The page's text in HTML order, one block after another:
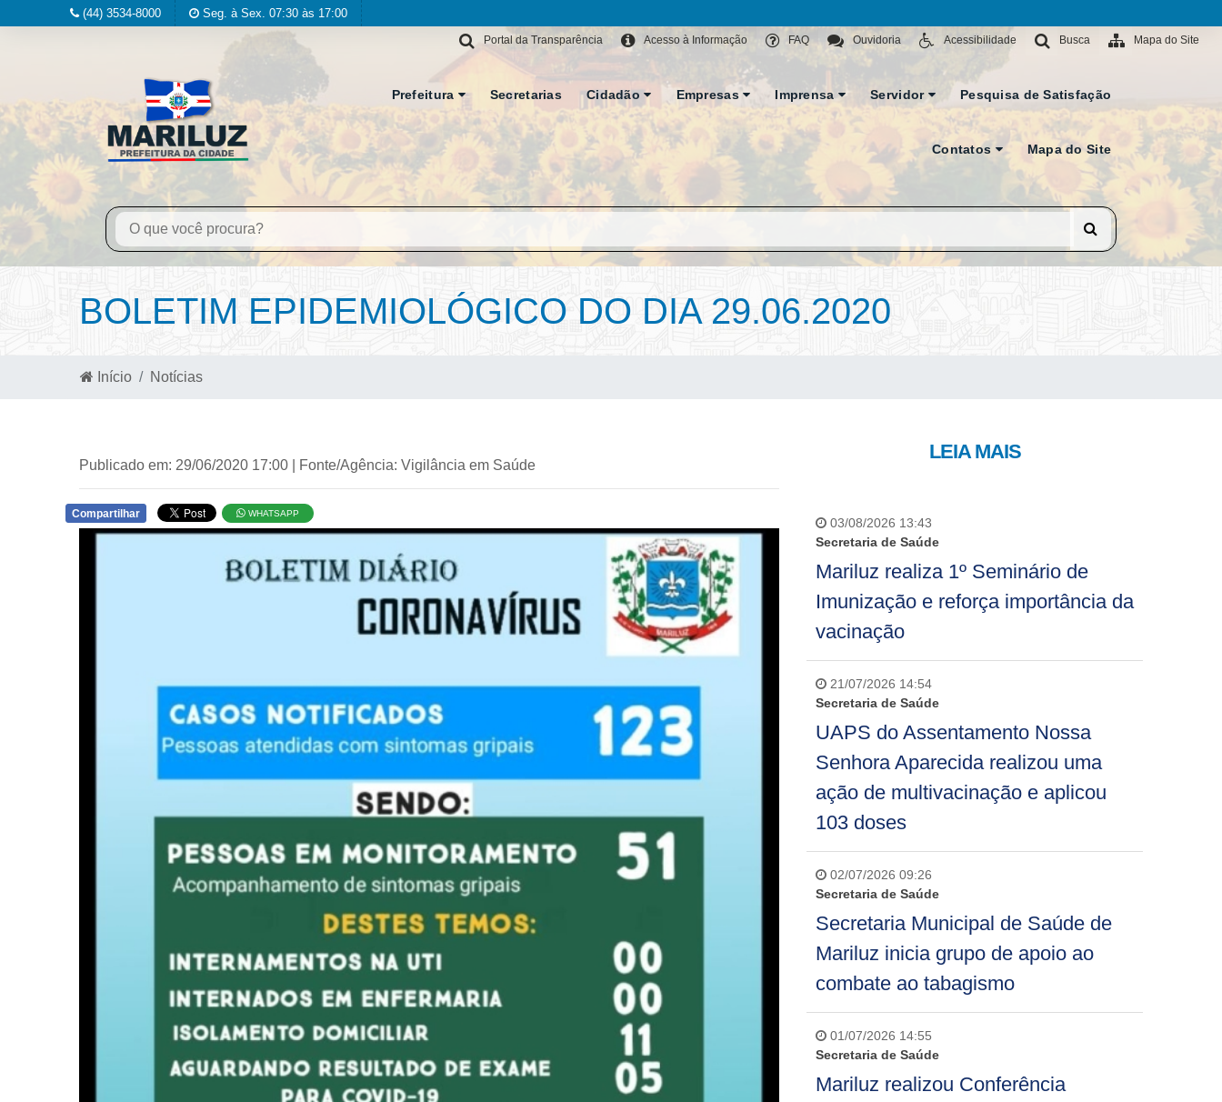
(44) 3534-8000 Seg. à Sex. 07:30 às 17:00
Mapa do Site
Busca
Acessibilidade
Ouvidoria
FAQ
Acesso à Informação
Portal da Transparência
Prefeitura Secretarias Cidadão Empresas Imprensa Servidor Pesquisa de Satisfação
Contatos Mapa do Site
BOLETIM EPIDEMIOLÓGICO DO DIA 29.06.2020
Início Notícias
Publicado em: 29/06/2020 17:00 | Fonte/Agência: Vigilância em Saúde
Compartilhar WHATSAPP
LEIA MAIS
03/08/2026 13:43
Secretaria de Saúde
Mariluz realiza 1º Seminário de
Imunização e reforça importância da
vacinação
21/07/2026 14:54
Secretaria de Saúde
UAPS do Assentamento Nossa
Senhora Aparecida realizou uma
ação de multivacinação e aplicou
103 doses
02/07/2026 09:26
Secretaria de Saúde
Secretaria Municipal de Saúde de
Mariluz inicia grupo de apoio ao
combate ao tabagismo
01/07/2026 14:55
Secretaria de Saúde
Mariluz realizou Conferência